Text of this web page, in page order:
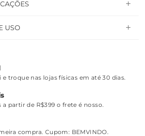
USO
troque nas lojas físicas em até 30 dias.
a partir de R$399 o frete é nosso.
compra. Cupom: BEMVINDO.